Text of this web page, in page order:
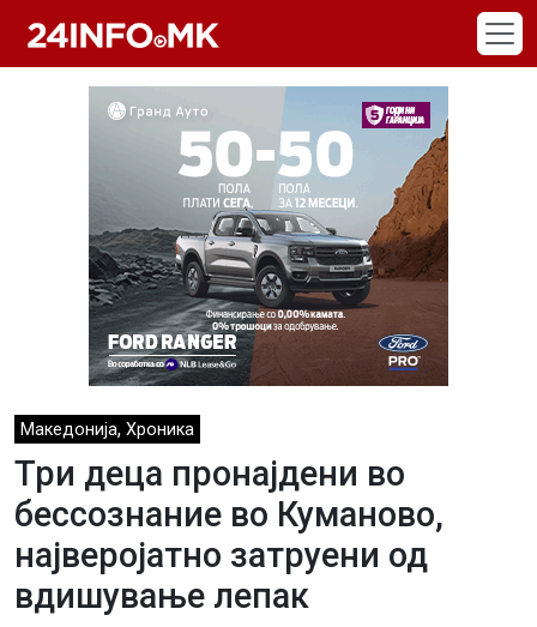
Македонија, Хроника
Три деца пронајдени во
бессознание во Куманово,
најверојатно затруени од
вдишување лепак